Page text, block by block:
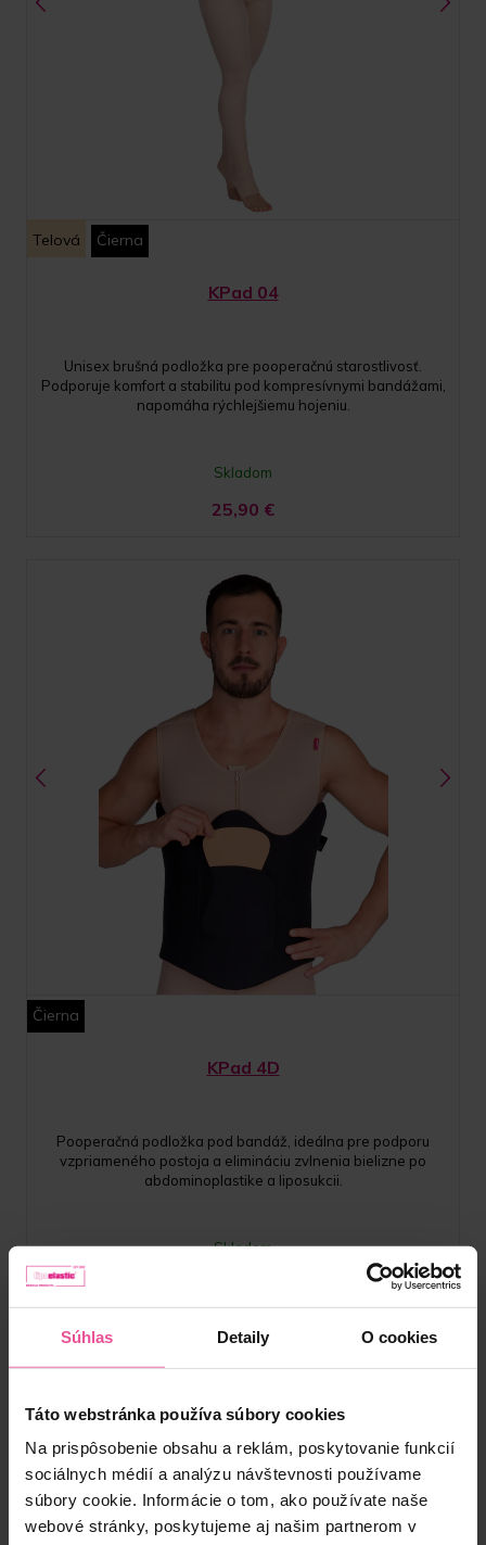
Súhlas Detaily O cookies
Táto webstránka používa súbory cookies
Na prispôsobenie obsahu a reklám, poskytovanie funkcií
sociálnych médií a analýzu návštevnosti používame
súbory cookie. Informácie o tom, ako používate naše
webové stránky, poskytujeme aj našim partnerom v
Telová Čierna
KPad 04
Unisex brušná podložka pre pooperačnú starostlivosť.
Podporuje komfort a stabilitu pod kompresívnymi bandážami,
napomáha rýchlejšiemu hojeniu.
Skladom
25,90 €
Čierna
KPad 4D
Pooperačná podložka pod bandáž, ideálna pre podporu
vzpriameného postoja a elimináciu zvlnenia bielizne po
abdominoplastike a liposukcii.
Skladom